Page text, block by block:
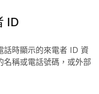
ID
話時顯示的來電者 ID 資
名稱或電話號碼，或外部